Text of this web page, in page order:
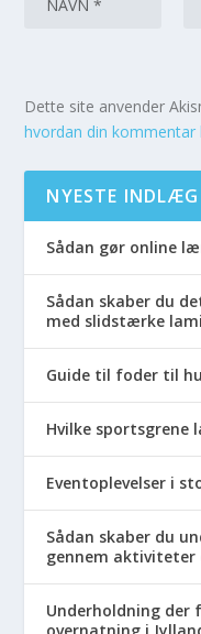
Dette site anvender
hvordan din kommentar
NYESTE INDLÆG
Sådan gør online
Sådan skaber du
med slidstærke
Guide til foder til
Hvilke sportsgrene
Eventoplevelser i
Sådan skaber du
gennem aktiviteter
Underholdning der